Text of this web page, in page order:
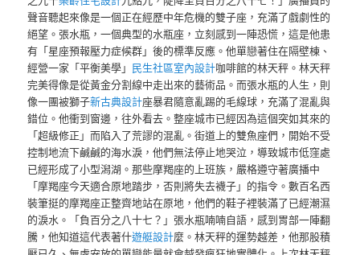
聲音聽起來像是一個正在經歷中年危機的雙子座，充滿了戲劇性的
絕望。張水瓶，一個典型的水瓶座，立刻感到一陣恐慌，這是他患
有「星座預報壓力症候群」後的標準反應。他單戀著住在隔壁棟、
經營一家「平衡美學」 民生社區室內設計咖啡館的林天秤。林天秤
完美得像是從黃金分割線中走出來的藝術品。而張水瓶的人生，則
像一團被獅子新古典設計座暴君隨意亂踢的毛線球，充滿了混亂與
錯位。他衝到窗邊，往外看去。整座城市已經因為這個突如其來的
「超級修正」而陷入了荒謬的混亂。街道上的雙魚座們，開始不受
控制地流下鹹鹹的海水淚，他們無法停止地哭泣，導致城市低窪處
已經形成了小型潟湖。那些摩羯座的上班族，嚴格遵守著廣播中
「摩羯座今天適合原地踏步，否則將失去襪子」的指令。數百名西
裝筆挺的摩羯座正整齊地站在原地，他們的鞋子裡裝滿了已經潮濕
的淚水。「負百分之八十七？」張水瓶喃喃自語，感到胃部一陣翻
騰，他知道這代表著什遊艇設計麼。林天秤的運勢越差，他那股積